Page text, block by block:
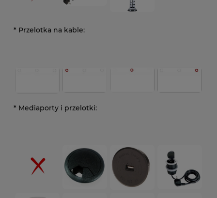
* Przelotka na kable:
* Mediaporty i przelotki: